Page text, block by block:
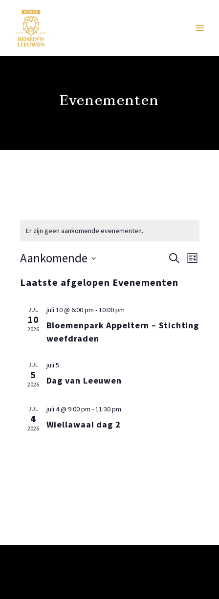
Evenementen
Er zijn geen aankomende evenementen.
Zoeken
Zoeken
Lijst
Aankomende
een
Laatste afgelopen Evenementen
JUL
10
2026
juli 10 @ 6:00 pm -10:00 pm
Bloemenpark Appeltern – Stichting
weefdraden
JUL
5
2026
juli 5
Dag van Leeuwen
JUL
4
2026
juli 4 @ 9:00 pm -11:30 pm
Wiellawaai dag 2